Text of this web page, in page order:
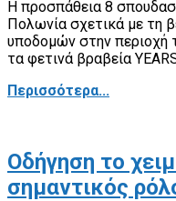
Η προσπάθεια 8
Πολωνία σχετικά με τη
υποδομών στην περιοχή
τα φετινά βραβεία
Περισσότερα...
Οδήγηση το
σημαντικός